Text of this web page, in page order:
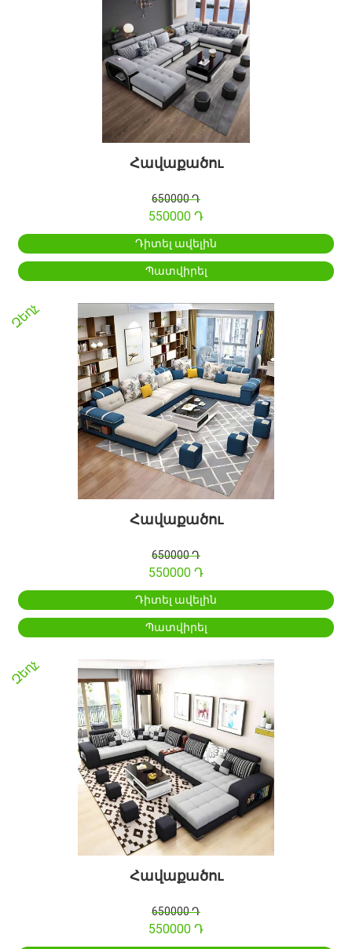
Հավաքածու
650000 Դ
550000 Դ
Դիտել ավելին
Պատվիրել
Զեղչ
Հավաքածու
650000 Դ
550000 Դ
Դիտել ավելին
Պատվիրել
Զեղչ
Հավաքածու
650000 Դ
550000 Դ